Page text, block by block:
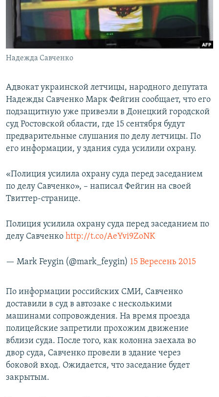
ПОБЕДИТЕЛЕЙ НЕ СУДЯТ?
КРЫМ.НЕПОКОРЕННЫЙ
УКРАИНСКАЯ ПРОБЛЕМА КРЫМА
ПРИСОЕДИНЯЙТЕСЬ!
Надежда Савченко
Адвокат украинской летчицы, народного депутата
Надежды Савченко Марк Фейгин сообщает, что его
подзащитную уже привезли в Донецкий городской
суд Ростовской области, где 15 сентября будут
предварительные слушания по делу летчицы. По
его информации, у здания суда усилили охрану.
«Полиция усилила охрану суда перед заседанием
по делу Савченко», – написал Фейгин на своей
Твиттер-странице.
Полиция усилила охрану суда перед заседанием по
делу Савченко http://t.co/AeYvi9ZoNK
— Mark Feygin (@mark_feygin) 15 Вересень 2015
По информации российских СМИ, Савченко
доставили в суд в автозаке с несколькими
машинами сопровождения. На время проезда
полицейские запретили прохожим движение
вблизи суда. После того, как колонна заехала во
двор суда, Савченко провели в здание через
боковой вход. Ожидается, что заседание будет
закрытым.